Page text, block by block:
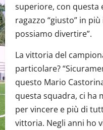
superiore, con questa
ragazzo “giusto” in
possiamo divertire”.
La vittoria del
particolare?
questo Mario
questa squadra, ci ha
per vincere e più di
vittoria. Negli anni ho